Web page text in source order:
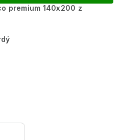
premium 140x200 z